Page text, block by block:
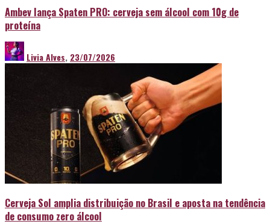
Ambev lança Spaten PRO: cerveja sem álcool com 10g de
proteína
Livia Alves, 23/07/2026
Cerveja Sol amplia distribuição no Brasil e aposta na tendência
de consumo zero álcool